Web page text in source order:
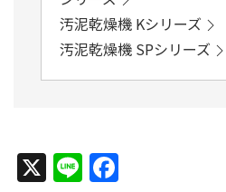
汚泥乾燥機 Kシリーズ
汚泥乾燥機 SPシリーズ
X Line